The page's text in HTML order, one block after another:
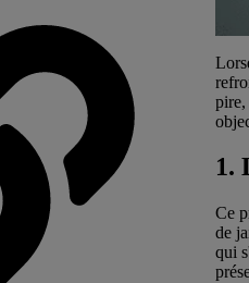
pire,
1.
Ce
de
qui